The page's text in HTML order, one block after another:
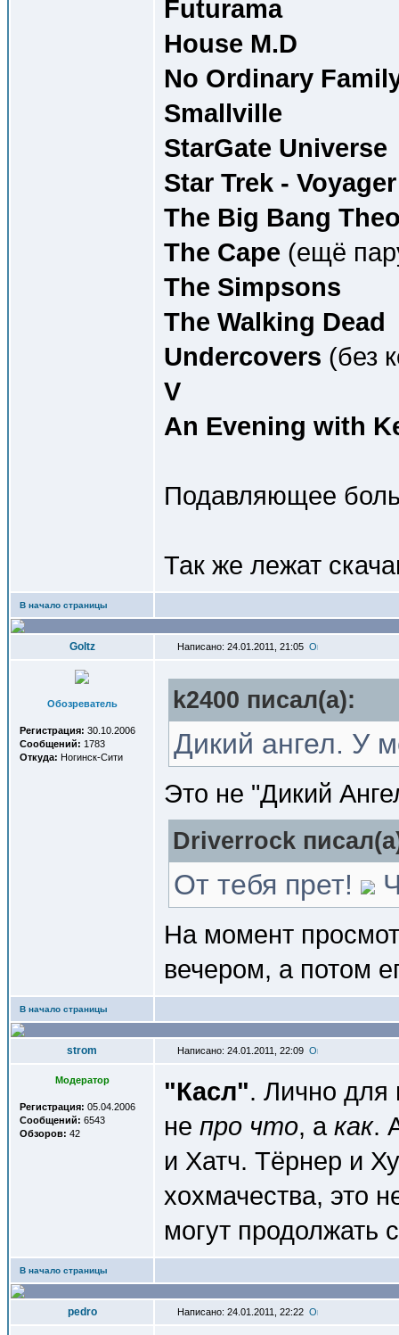
Futurama
House M.D
No Ordinary
Smallville
StarGate Universe
Star Trek - Voyager
The Big Bang
The Cape (ещё
The Simpsons
The Walking Dead
Undercovers (без
V
An Evening with
Подавляющее
Так же лежат
В начало страницы
Goltz Написано: 24.01.2011, 21:05
Обозреватель
Регистрация: 30.10.2006
Сообщений: 1783
Откуда: Ногинск-Сити
k2400 писал(a):
Дикий ангел. У
Это не "Дикий
Driverrock
От тебя прет!
На момент
вечером, а потом
В начало страницы
strom Написано: 24.01.2011, 22:09
Модератор
Регистрация: 05.04.2006
Сообщений: 6543
Обзоров: 42
"Касл". Лично для
не про что, а как.
и Хатч. Тёрнер и
хохмачества, это
могут продолжать
В начало страницы
pedro Написано: 24.01.2011, 22:22